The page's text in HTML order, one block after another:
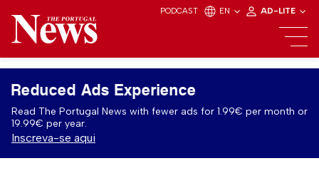
PODCAST EN AD-LITE
Reduced Ads Experience
Read The Portugal News with fewer ads for 1.99€ per month or
19.99€ per year.
Inscreva-se aqui